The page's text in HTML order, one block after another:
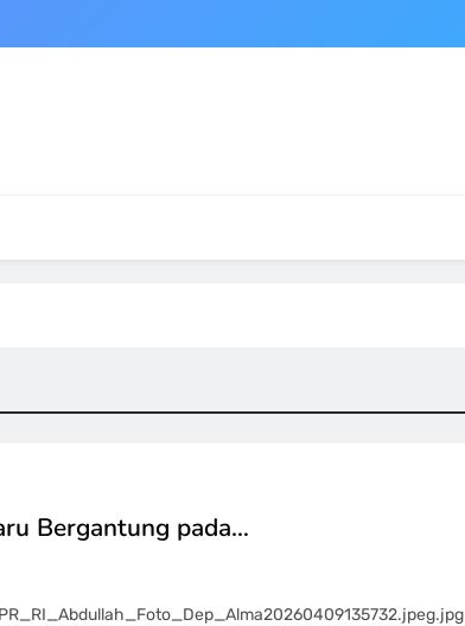
Bergantung pada…